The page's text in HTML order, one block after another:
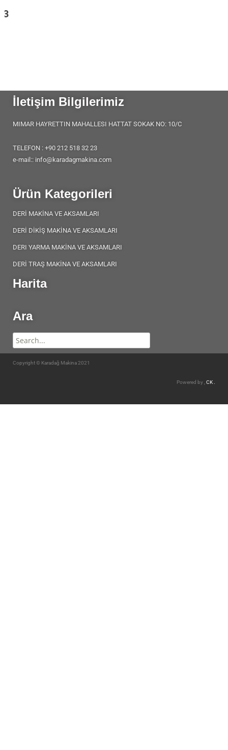
İletişim Bilgilerimiz
MIMAR HAYRETTIN MAHALLESI HATTAT SOKAK NO: 10/C
TELEFON : +90 212 518 32 23
e-mail:: info@karadagmakina.com
Ürün Kategorileri
DERİ MAKİNA VE AKSAMLARI
DERİ DİKİŞ MAKİNA VE AKSAMLARI
DERI YARMA MAKİNA VE AKSAMLARI
DERİ TRAŞ MAKİNA VE AKSAMLARI
Harita
Ara
Copyright © Karadağ Makina 2021
Powered by , CK .